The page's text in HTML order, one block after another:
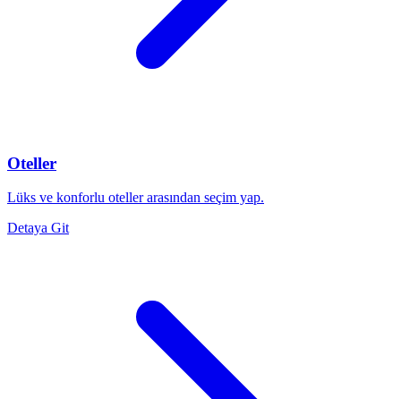
Oteller
Lüks ve konforlu oteller arasından seçim yap.
Detaya Git